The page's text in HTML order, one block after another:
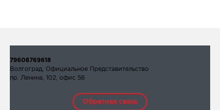
79608769618
Волгоград, Официальное Представительство
пр. Ленина, 102, офис 56
Обратная связь